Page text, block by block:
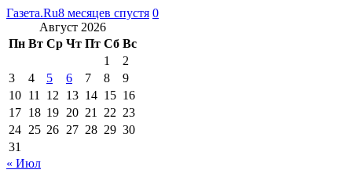
Газета.Ru8 месяцев спустя 0
Август 2026
Пн Вт Ср Чт Пт Сб Вс
1
2
3
4 5 6 7 8
9
10 11 12 13 14 15 16
17 18 19 20 21 22 23
24 25 26 27 28 29 30
31
« Июл